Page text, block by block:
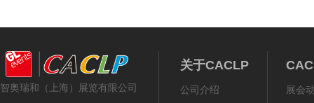
智奥瑞和（上海）展览有限公司
关于CACLP
公司介绍
展会